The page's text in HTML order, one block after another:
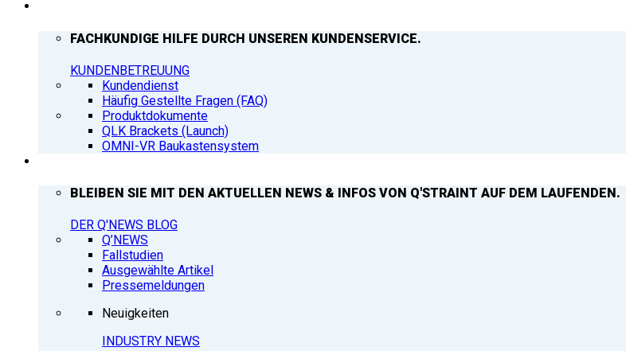
FACHKUNDIGE HILFE DURCH UNSEREN KUNDENSERVICE.
KUNDENBETREUUNG
Kundendienst
Häufig Gestellte Fragen (FAQ)
Produktdokumente
QLK Brackets (Launch)
OMNI-VR Baukastensystem
BLEIBEN SIE MIT DEN AKTUELLEN NEWS & INFOS VON Q'STRAINT AUF DEM LAUFENDEN.
DER Q'NEWS BLOG
Q’NEWS
Fallstudien
Ausgewählte Artikel
Pressemeldungen
Neuigkeiten
INDUSTRY NEWS